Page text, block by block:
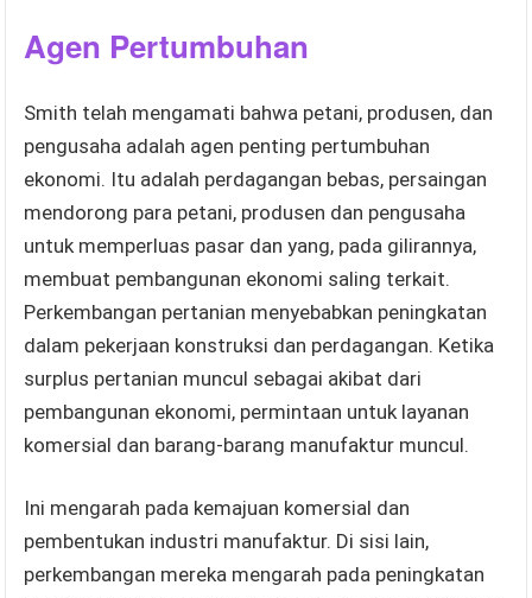
Agen Pertumbuhan
Smith telah mengamati bahwa petani, produsen, dan
pengusaha adalah agen penting pertumbuhan
ekonomi. Itu adalah perdagangan bebas, persaingan
mendorong para petani, produsen dan pengusaha
untuk memperluas pasar dan yang, pada gilirannya,
membuat pembangunan ekonomi saling terkait.
Perkembangan pertanian menyebabkan peningkatan
dalam pekerjaan konstruksi dan perdagangan. Ketika
surplus pertanian muncul sebagai akibat dari
pembangunan ekonomi, permintaan untuk layanan
komersial dan barang-barang manufaktur muncul.
Ini mengarah pada kemajuan komersial dan
pembentukan industri manufaktur. Di sisi lain,
perkembangan mereka mengarah pada peningkatan